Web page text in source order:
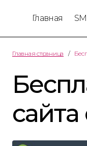
Главная
Главная страница